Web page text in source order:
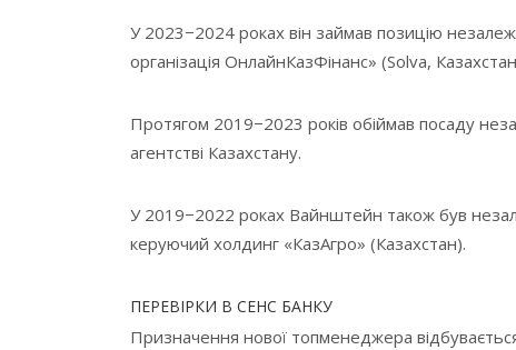
У 2023−2024 роках він займав позицію
організація ОнлайнКазФінанс» (Solva,
Протягом 2019−2023 років обіймав посаду
агентстві Казахстану.
У 2019−2022 роках Вайнштейн також був
керуючий холдинг «КазАгро» (Казахстан).
ПЕРЕВІРКИ В СЕНС БАНКУ
Призначення нової топменеджера